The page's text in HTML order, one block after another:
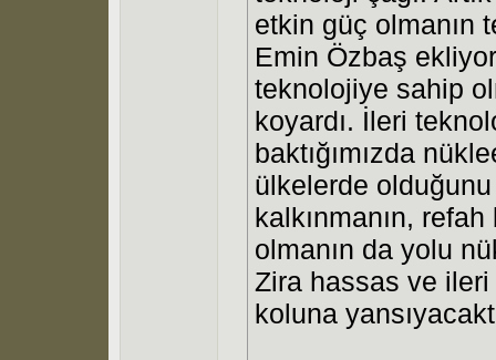
etkin güç olmanın
Emin Özbaş
teknolojiye sahip
koyardı. İleri
baktığımızda
ülkelerde
kalkınmanın,
olmanın da yolu
Zira hassas ve
koluna